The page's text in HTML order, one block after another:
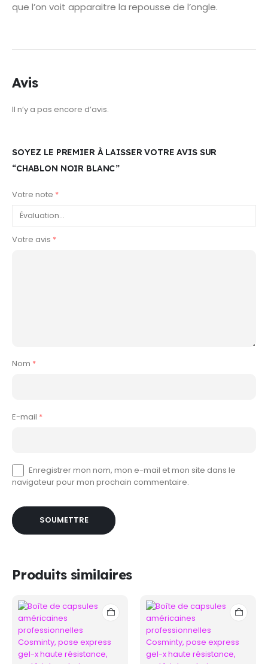
que l’on voit apparaitre la repousse de l’ongle.
Avis
Il n’y a pas encore d’avis.
SOYEZ LE PREMIER À LAISSER VOTRE AVIS SUR
“CHABLON NOIR BLANC”
Votre note *
Votre avis *
Nom *
E-mail *
Enregistrer mon nom, mon e-mail et mon site dans le
navigateur pour mon prochain commentaire.
Produits similaires